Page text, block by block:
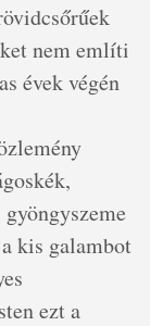
nem említi
évek végén
kis galambot
ezt a